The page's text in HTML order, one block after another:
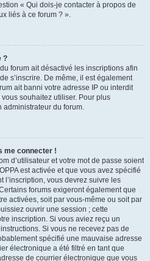
« Qui dois-je contacter à propos de
liés à ce forum ? ».
?
forum ait désactivé les inscriptions afin
s’inscrire. De même, il est également
ait banni votre adresse IP ou interdit
vous souhaitez utiliser. Pour plus
administrateur du forum.
me connecter !
d’utilisateur et votre mot de passe soient
est activée et que vous avez spécifié
l’inscription, vous devrez suivre les
forums exigeront également que
activées, soit par vous-même ou soit par
ouvrir une session ; cette
inscription. Si vous aviez reçu un
Si vous ne recevez pas de
spécifié une mauvaise adresse
électronique a été filtré en tant que
de courrier électronique que vous